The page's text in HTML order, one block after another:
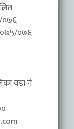
०७६
०७५/०७६
वडा नंं